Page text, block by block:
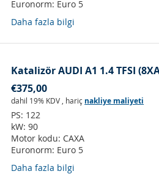
Euronorm: Euro 5
Daha fazla bilgi
Katalizör AUDI A1 1.4 TFSI
€375,00
dahil 19% KDV , hariç nakliye maliyeti
PS: 122
kW:90
Motor kodu: CAXA
Euronorm: Euro 5
Daha fazla bilgi